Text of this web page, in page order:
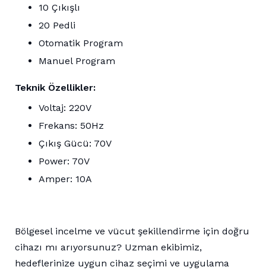
10 Çıkışlı
20 Pedli
Otomatik Program
Manuel Program
Teknik Özellikler:
Voltaj: 220V
Frekans: 50Hz
Çıkış Gücü: 70V
Power: 70V
Amper: 10A
Bölgesel incelme ve vücut şekillendirme için doğru
cihazı mı arıyorsunuz? Uzman ekibimiz,
hedeflerinize uygun cihaz seçimi ve uygulama